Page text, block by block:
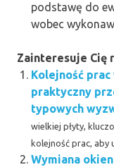
podstawę do
wobec
Zainteresuje Cię
Kolejność
praktyczny
typowych
wielkiej płyty,
kolejność prac, aby
Wymiana